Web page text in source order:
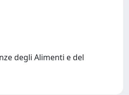
degli Alimenti e del